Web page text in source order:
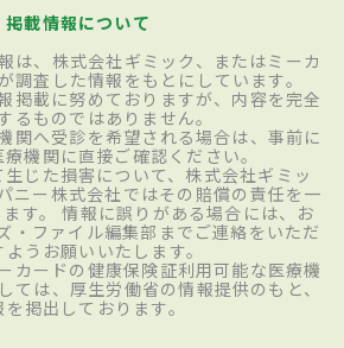
掲載情報について
は、株式会社ギミック、またはミーカ
調査した情報をもとにしています。
掲載に努めておりますが、内容を完全
るものではありません。
関へ受診を希望される場合は、事前に
機関に直接ご確認ください。
じた損害について、株式会社ギミッ
ニー株式会社ではその賠償の責任を一
す。 情報に誤りがある場合には、お
・ファイル編集部までご連絡をいただ
ようお願いいたします。
カードの健康保険証利用可能な医療機
ては、厚生労働省の情報提供のもと、
を掲出しております。